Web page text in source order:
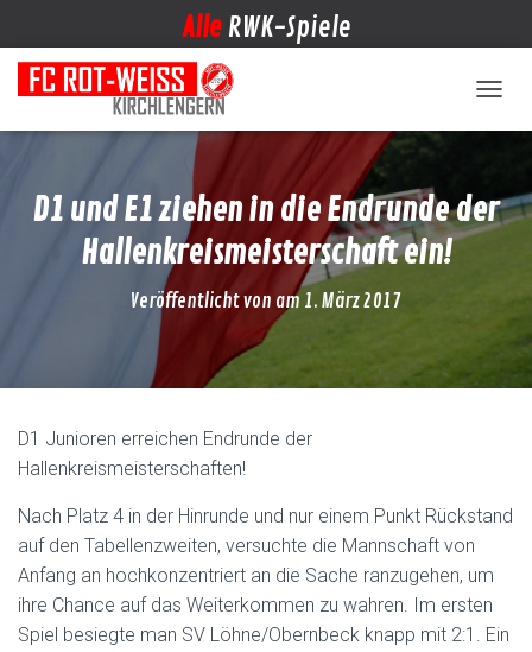
Alle RWK-Spiele
D1 und E1 ziehen in die Endrunde der
Hallenkreismeisterschaft ein!
Veröffentlicht von am 1. März 2017
D1 Junioren erreichen Endrunde der
Hallenkreismeisterschaften!
Nach Platz 4 in der Hinrunde und nur einem Punkt Rückstand
auf den Tabellenzweiten, versuchte die Mannschaft von
Anfang an hochkonzentriert an die Sache ranzugehen, um
ihre Chance auf das Weiterkommen zu wahren. Im ersten
Spiel besiegte man SV Löhne/Obernbeck knapp mit 2:1. Ein